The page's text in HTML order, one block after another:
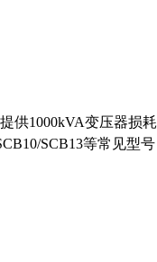
供1000kVA变压器损耗
SCB13等常见型号